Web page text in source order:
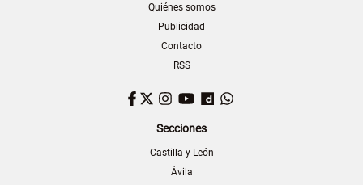
Quiénes somos
Publicidad
Contacto
RSS
Facebook
TwitterInstagram
YouTubeDailymotion
Secciones
Castilla y León
Ávila